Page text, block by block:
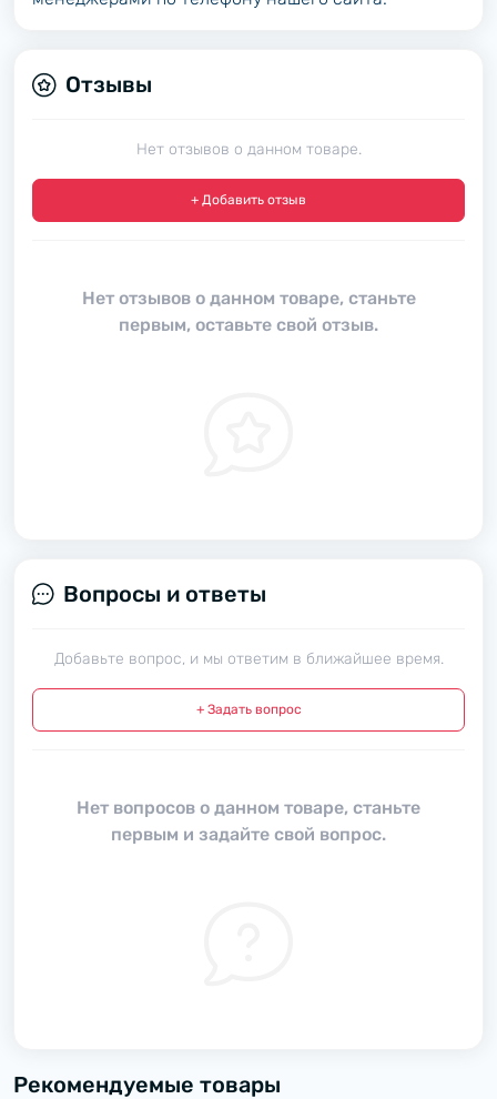
Отзывы
Нет отзывов о данном товаре.
+ Добавить отзыв
Нет отзывов о данном товаре, станьте
первым, оставьте свой отзыв.
Вопросы и ответы
Добавьте вопрос, и мы ответим в ближайшее время.
+ Задать вопрос
Нет вопросов о данном товаре, станьте
первым и задайте свой вопрос.
Рекомендуемые товары